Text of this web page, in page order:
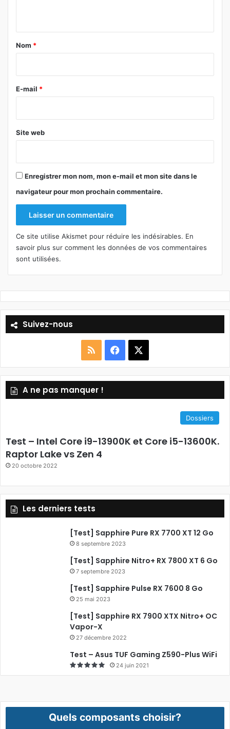
a
e
Nom *
E-mail *
Site web
Enregistrer mon nom, mon e-mail et mon site dans le
navigateur pour mon prochain commentaire.
Ce site utilise Akismet pour réduire les indésirables. En
savoir plus sur comment les données de vos commentaires
sont utilisées.
Suivez-nous
RSS Facebook
A ne pas manquer !
Dossiers
Test – Intel Core i9-13900K et Core i5-13600K.
Raptor Lake vs Zen 4
20 octobre 2022
Les derniers tests
[Test] Sapphire Pure RX 7700 XT 12 Go
8 septembre 2023
[Test] Sapphire Nitro+ RX 7800 XT 6 Go
7 septembre 2023
[Test] Sapphire Pulse RX 7600 8 Go
25 mai 2023
[Test] Sapphire RX 7900 XTX Nitro+ OC
Vapor-X
27 décembre 2022
Test – Asus TUF Gaming Z590-Plus WiFi
24 juin 2021
Quels composants choisir?